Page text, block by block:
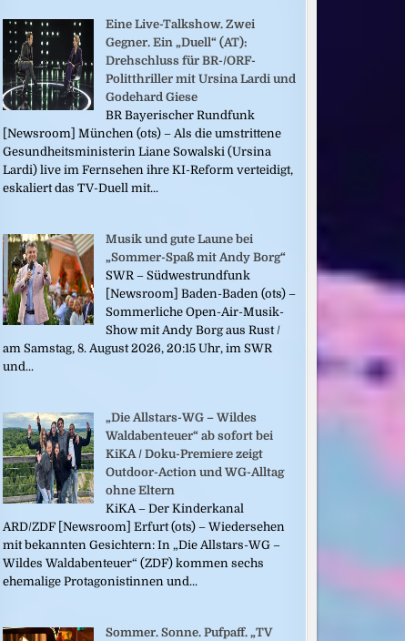
Eine Live-Talkshow. Zwei
Gegner. Ein „Duell“ (AT):
Drehschluss für BR-/ORF-
Politthriller mit Ursina Lardi und
Godehard Giese
BR Bayerischer Rundfunk
[Newsroom] München (ots) – Als die umstrittene
Gesundheitsministerin Liane Sowalski (Ursina
Lardi) live im Fernsehen ihre KI-Reform verteidigt,
eskaliert das TV-Duell mit...
Musik und gute Laune bei
„Sommer-Spaß mit Andy Borg“
SWR – Südwestrundfunk
[Newsroom] Baden-Baden (ots) –
Sommerliche Open-Air-Musik-
Show mit Andy Borg aus Rust /
am Samstag, 8. August 2026, 20:15 Uhr, im SWR
und...
„Die Allstars-WG – Wildes
Waldabenteuer“ ab sofort bei
KiKA / Doku-Premiere zeigt
Outdoor-Action und WG-Alltag
ohne Eltern
KiKA – Der Kinderkanal
ARD/ZDF [Newsroom] Erfurt (ots) – Wiedersehen
mit bekannten Gesichtern: In „Die Allstars-WG –
Wildes Waldabenteuer“ (ZDF) kommen sechs
ehemalige Protagonistinnen und...
Sommer. Sonne. Pufpaff. „TV